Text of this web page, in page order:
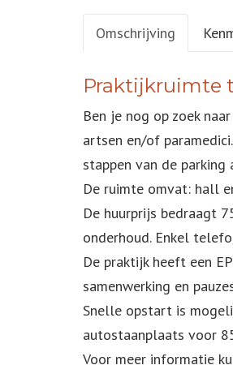
Omschrijving
Praktijkruimte
Ben je nog op zoek
artsen en/of
stappen van de parking
De ruimte omvat: hall
De huurprijs bedraagt
onderhoud. Enkel
De praktijk heeft een
samenwerking en
Snelle opstart is
autostaanplaats voor
Voor meer informatie